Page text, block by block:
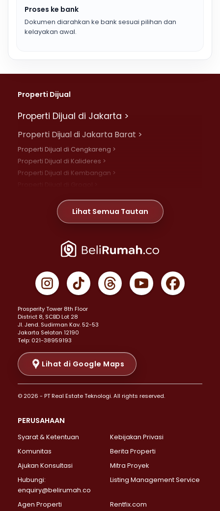
Proses ke bank
Dokumen diarahkan ke bank sesuai pilihan dan
kelayakan awal.
Properti Dijual
Properti Dijual di Jakarta >
Properti Dijual di Jakarta Barat >
Properti Dijual di Cengkareng >
Properti Dijual di Kalideres >
Properti Dijual di Kembangan >
Properti Dijual di Meruya >
Properti Dijual di Jelambar >
Properti Dijual di Jakarta Pusat >
Properti Dijual di Gambir >
Properti Dijual di Johar Baru >
Properti Dijual di Menteng >
Properti Dijual di Senen >
Properti Dijual di Tanah Abang >
Properti Dijual di Cikini >
Properti Dijual di Kramat >
Properti Dijual di Pasar Baru >
Properti Dijual di Bendungan Hilir >
Properti Dijual di Jakarta Selatan >
Properti Dijual di Lebak Bulus >
Properti Dijual di Gandaria Selatan >
Properti Dijual di Pondok Labu >
Properti Dijual di Lenteng Agung >
Properti Dijual di Senayan >
Properti Dijual di Pondok Pinang >
Lihat Semua Tautan
Prosperity Tower 8th Floor
District 8, SCBD Lot 28
JI. Jend. Sudirman Kav. 52-53
Jakarta Selatan 12190
Telp: 021-38959193
Lihat di Google Maps
© 2026 - PT Real Estate Teknologi. All rights reserved.
PERUSAHAAN
Syarat & Ketentuan
Kebijakan Privasi
Komunitas
Berita Properti
Ajukan Konsultasi
Mitra Proyek
Hubungi:
enquiry@belirumah.co
Listing Management Service
Agen Properti Rentfix.com